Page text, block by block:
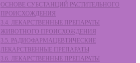
ОСНОВЕ СУБСТАНЦИЙ РАСТИТЕЛЬНОГО
ПРОИСХОЖДЕНИЯ
3.4. ЛЕКАРСТВЕННЫЕ ПРЕПАРАТЫ
ЖИВОТНОГО ПРОИСХОЖДЕНИЯ
3.5. РАДИОФАРМАЦЕВТИЧЕСКИЕ
ЛЕКАРСТВЕННЫЕ ПРЕПАРАТЫ
3.6. ЛЕКАРСТВЕННЫЕ ПРЕПАРАТЫ